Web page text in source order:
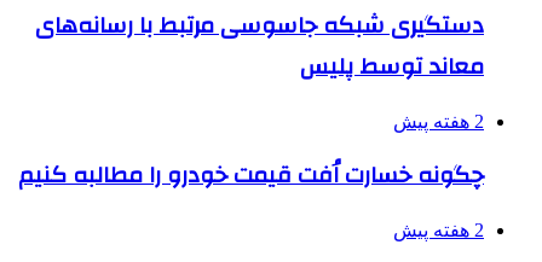
دستگیری شبکه جاسوسی مرتبط با رسانه‌های
معاند توسط پلیس
2 هفته پیش
چگونه خسارت اُفت قیمت خودرو را مطالبه کنیم
2 هفته پیش